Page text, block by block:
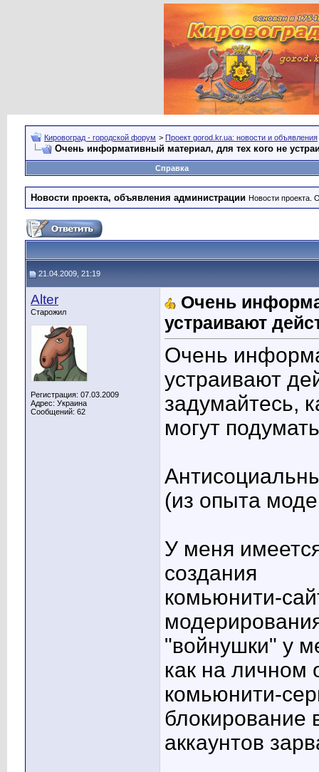
Кировоград - городской форум > Проект gorod.kr.ua: новости и объявления
Очень информативный материал, для тех кого не
Справка
Новости проекта, объявления администрации Новости проекта.
21.04.2009, 21:19
Alter
Старожил
Регистрация: 07.03.2009
Адрес: Украина
Сообщений: 62
Очень
устраивают
Очень
устраивают
задумайтесь,
могут
(из опыта
У меня
создания
комьюнити-
"войнушки" у
как на личном
комьюнити-
блокирование
аккаунтов